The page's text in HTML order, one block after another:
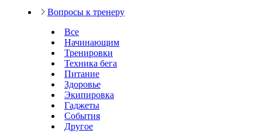
Вопросы к тренеру
Все
Начинающим
Тренировки
Техника бега
Питание
Здоровье
Экипировка
Гаджеты
События
Другое